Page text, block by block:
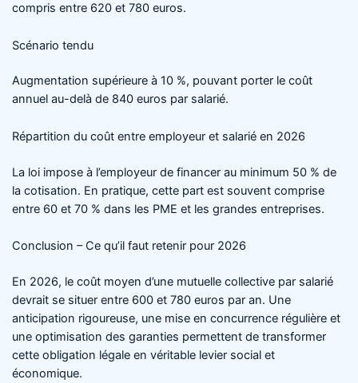
compris entre 620 et 780 euros.
Scénario tendu
Augmentation supérieure à 10 %, pouvant porter le coût
annuel au-delà de 840 euros par salarié.
Répartition du coût entre employeur et salarié en 2026
La loi impose à l’employeur de financer au minimum 50 % de
la cotisation. En pratique, cette part est souvent comprise
entre 60 et 70 % dans les PME et les grandes entreprises.
Conclusion – Ce qu’il faut retenir pour 2026
En 2026, le coût moyen d’une mutuelle collective par salarié
devrait se situer entre 600 et 780 euros par an. Une
anticipation rigoureuse, une mise en concurrence régulière et
une optimisation des garanties permettent de transformer
cette obligation légale en véritable levier social et
économique.